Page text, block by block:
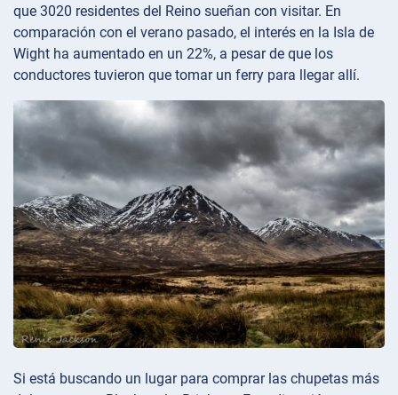
que 3020 residentes del Reino sueñan con visitar. En
comparación con el verano pasado, el interés en la Isla de
Wight ha aumentado en un 22%, a pesar de que los
conductores tuvieron que tomar un ferry para llegar allí.
Si está buscando un lugar para comprar las chupetas más